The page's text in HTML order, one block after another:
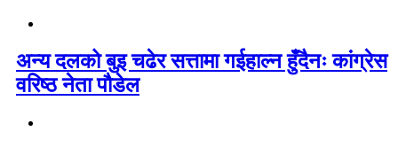
अन्य दलको बुइ चढेर सत्तामा गईहाल्न हुँदैनः कांग्रेस
वरिष्ठ नेता पौडेल